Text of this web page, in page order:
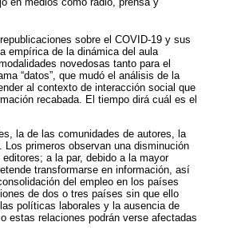
sobre el COVID-19 y sus
empírica de la dinámica del aula
novedosas tanto para el
“datos”, que mudó el análisis de la
al contexto de interacción social que
recabada. El tiempo dirá cuál es el
la de las comunidades de autores, la
primeros observan una disminución
a la par, debido a la mayor
transformarse en información, así
del empleo en los países
de dos o tres países sin que ello
políticas laborales y la ausencia de
estas relaciones podrán verse afectadas